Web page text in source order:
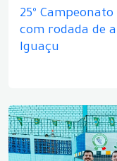
25º
com rodada de
Iguaçu